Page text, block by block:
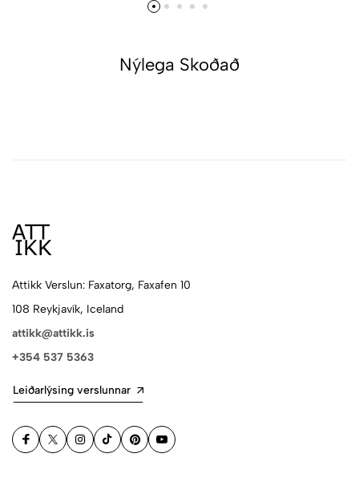
Nýlega Skoðað
Attikk Verslun: Faxatorg, Faxafen 10
108 Reykjavík, Iceland
attikk@attikk.is
+354 537 5363
Leiðarlýsing verslunnar